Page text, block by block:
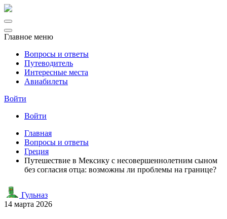
Главное меню
Вопросы и ответы
Путеводитель
Интересные места
Авиабилеты
Войти
Войти
Главная
Вопросы и ответы
Греция
Путешествие в Мексику с несовершеннолетним сыном
без согласия отца: возможны ли проблемы на границе?
Гульназ
14 марта 2026